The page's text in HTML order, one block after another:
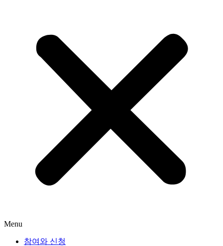
Menu
참여와 신청